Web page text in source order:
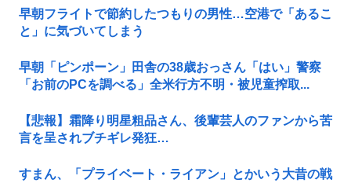
早朝フライトで節約したつもりの男性…空港で「あるこ
と」に気づいてしまう
早朝「ピンポーン」田舎の38歳おっさん「はい」警察
「お前のPCを調べる」全米行方不明・被児童搾取...
【悲報】霜降り明星粗品さん、後輩芸人のファンから苦
言を呈されブチギレ発狂…
すまん、「プライベート・ライアン」とかいう大昔の戦